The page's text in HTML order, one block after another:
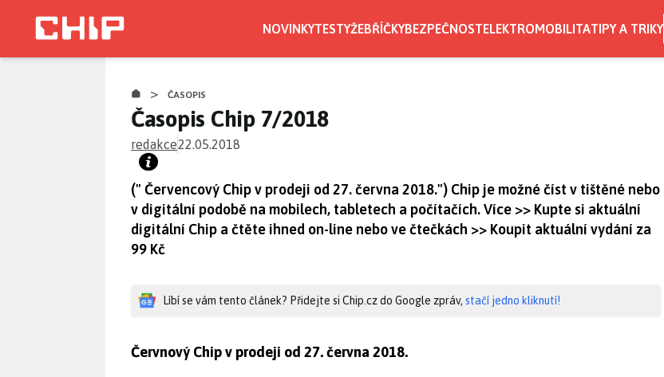
NOVINKYTESTYŽEBŘÍČKYBEZPEČNOSTELEKTROMOBILITATIPY A TRIKY
> ČASOPIS
Časopis Chip 7/2018
redakce22.05.2018
(" Červencový Chip v prodeji od 27. června 2018.") Chip je možné číst v tištěné nebo
v digitální podobě na mobilech, tabletech a počítačích. Více >> Kupte si aktuální
digitální Chip a čtěte ihned on-line nebo ve čtečkách >> Koupit aktuální vydání za
99 Kč
Líbí se vám tento článek? Přidejte si Chip.cz do Google zpráv, stačí jedno kliknutí!
Červnový Chip v prodeji od 27. června 2018.